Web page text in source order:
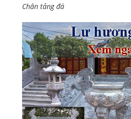
Chân tảng đá